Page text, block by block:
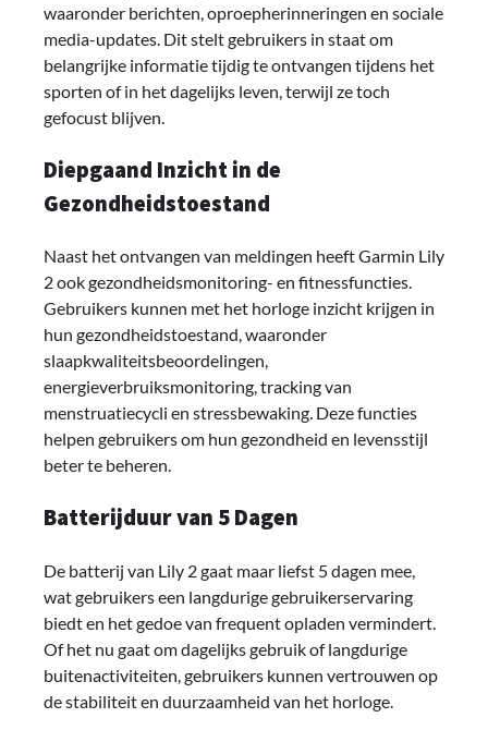
waaronder berichten, oproepherinneringen en sociale
media-updates. Dit stelt gebruikers in staat om
belangrijke informatie tijdig te ontvangen tijdens het
sporten of in het dagelijks leven, terwijl ze toch
gefocust blijven.
Diepgaand Inzicht in de
Gezondheidstoestand
Naast het ontvangen van meldingen heeft Garmin Lily
2 ook gezondheidsmonitoring- en fitnessfuncties.
Gebruikers kunnen met het horloge inzicht krijgen in
hun gezondheidstoestand, waaronder
slaapkwaliteitsbeoordelingen,
energieverbruiksmonitoring, tracking van
menstruatiecycli en stressbewaking. Deze functies
helpen gebruikers om hun gezondheid en levensstijl
beter te beheren.
Batterijduur van 5 Dagen
De batterij van Lily 2 gaat maar liefst 5 dagen mee,
wat gebruikers een langdurige gebruikerservaring
biedt en het gedoe van frequent opladen vermindert.
Of het nu gaat om dagelijks gebruik of langdurige
buitenactiviteiten, gebruikers kunnen vertrouwen op
de stabiliteit en duurzaamheid van het horloge.